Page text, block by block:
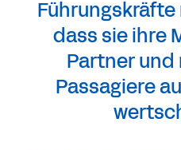
Führungskräfte
dass sie ihre
Partner und
Passagiere